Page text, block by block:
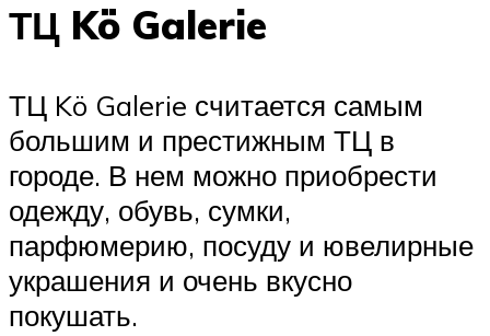
ТЦ Kö Galerie
ТЦ Kö Galerie считается самым
большим и престижным ТЦ в
городе. В нем можно приобрести
одежду, обувь, сумки,
парфюмерию, посуду и ювелирные
украшения и очень вкусно
покушать.